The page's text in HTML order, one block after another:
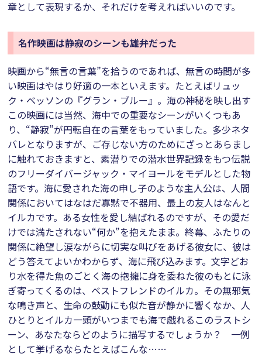
章として表現するか、それだけを考えればいいのです。
名作映画は静寂のシーンも雄弁だった
映画から“無言の言葉”を拾うのであれば、無言の時間が多
い映画はやはり好適の一本といえます。たとえばリュッ
ク・ベッソンの『グラン・ブルー』。海の神秘を映し出す
この映画には当然、海中での重要なシーンがいくつもあ
り、“静寂”が円転自在の言葉をもっていました。多少ネタ
バレとなりますが、ご存じない方のためにざっとあらまし
に触れておきますと、素潜りでの潜水世界記録をもつ伝説
のフリーダイバージャック・マイヨールをモデルとした物
語です。海に愛された海の申し子のような主人公は、人間
関係においてはなはだ寡黙で不器用、最上の友人はなんと
イルカです。ある女性を愛し結ばれるのですが、その愛だ
けでは満たされない“何か”を抱えたまま。終幕、ふたりの
関係に絶望し涙ながらに切実な叫びをあげる彼女に、彼は
どう答えてよいかわからず、海に飛び込みます。文字どお
り水を得た魚のごとく海の抱擁に身を委ねた彼のもとに泳
ぎ寄ってくるのは、ベストフレンドのイルカ。その無邪気
な鳴き声と、生命の鼓動にも似た音が静かに響くなか、人
ひとりとイルカ一頭がいつまでも海で戯れるこのラストシ
ーン、あなたならどのように描写するでしょうか？ 一例
として挙げるならたとえばこんな……